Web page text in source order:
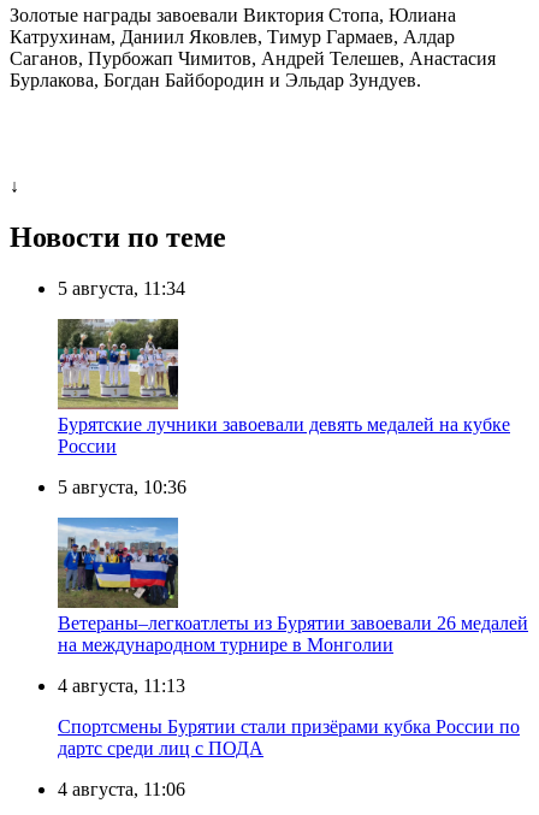
Золотые награды завоевали Виктория Стопа, Юлиана
Катрухинам, Даниил Яковлев, Тимур Гармаев, Алдар
Саганов, Пурбожап Чимитов, Андрей Телешев, Анастасия
Бурлакова, Богдан Байбородин и Эльдар Зундуев.
↓
Новости по теме
5 августа, 11:34
Бурятские лучники завоевали девять медалей на кубке
России
5 августа, 10:36
Ветераны–легкоатлеты из Бурятии завоевали 26 медалей
на международном турнире в Монголии
4 августа, 11:13
Спортсмены Бурятии стали призёрами кубка России по
дартс среди лиц с ПОДА
4 августа, 11:06